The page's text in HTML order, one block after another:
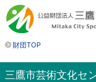
財団TOP
三鷹市芸術文化セ